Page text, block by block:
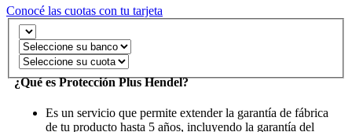
Conocé las cuotas con tu tarjeta
¿Qué es Protección Plus Hendel?
Es un servicio que permite extender la garantía de fábrica
de tu producto hasta 5 años, incluyendo la garantía del